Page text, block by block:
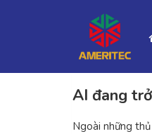
AI đang
Ngoài những